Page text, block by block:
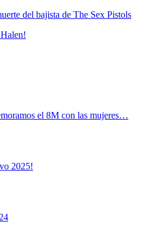
del bajista de The Sex Pistols
el 8M con las mujeres…
2025!